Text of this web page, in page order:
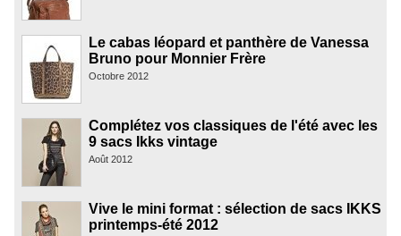
Le cabas léopard et panthère de Vanessa
Bruno pour Monnier Frère
Octobre 2012
Complétez vos classiques de l'été avec les
9 sacs Ikks vintage
Août 2012
Vive le mini format : sélection de sacs IKKS
printemps-été 2012